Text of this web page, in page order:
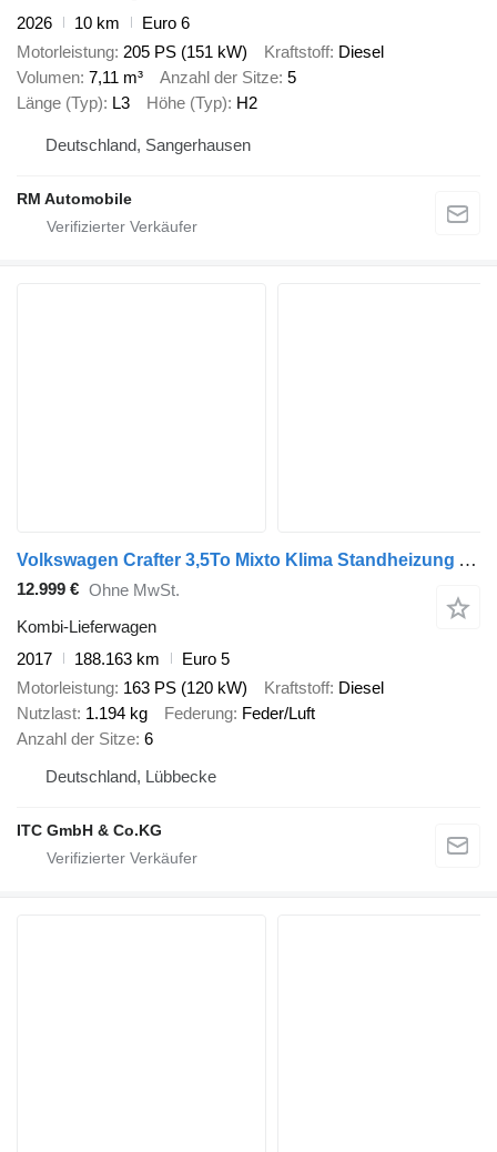
2026
10 km
Euro 6
Motorleistung 205 PS (151 kW) Kraftstoff Diesel
Volumen 7,11 m³ Anzahl der Sitze 5
Länge (Typ) L3 Höhe (Typ) H2
Deutschland, Sangerhausen
RM Automobile
Volkswagen Crafter 3,5To Mixto Klima Standheizung AHK
12.999 € Ohne MwSt.
Kombi-Lieferwagen
2017
188.163 km
Euro 5
Motorleistung 163 PS (120 kW) Kraftstoff Diesel
Nutzlast 1.194 kg Federung Feder/Luft
Anzahl der Sitze 6
Deutschland, Lübbecke
ITC GmbH & Co.KG